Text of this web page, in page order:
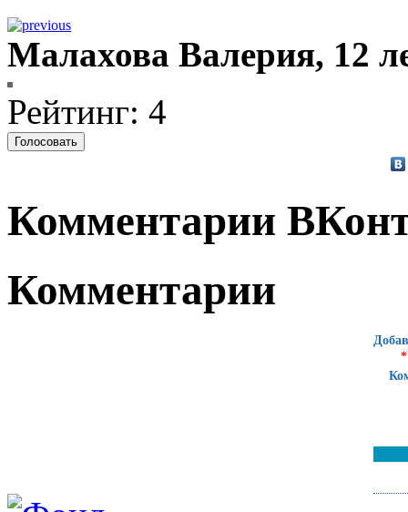
Малахова Валерия, 12
Рейтинг: 4
Комментарии
Комментарии
*